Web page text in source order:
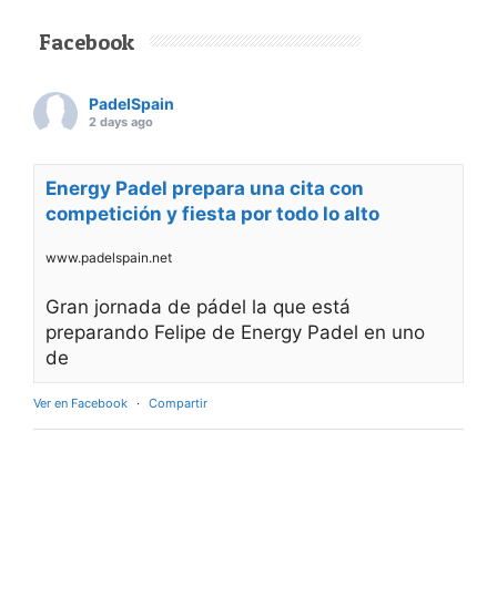
Facebook
PadelSpain
2 days ago
Energy Padel prepara una cita con
competición y fiesta por todo lo alto
www.padelspain.net
Gran jornada de pádel la que está
preparando Felipe de Energy Padel en uno
de
Ver en Facebook · Compartir